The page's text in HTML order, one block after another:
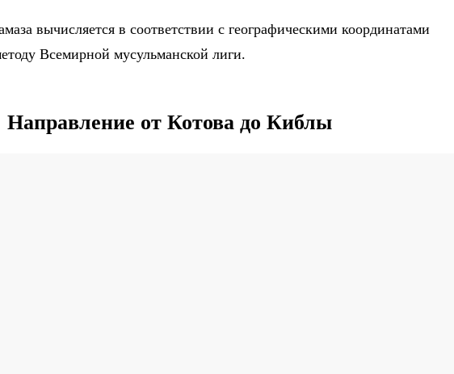
вычисляется в соответствии с географическими координатами
Всемирной мусульманской лиги.
Направление от Котова до Киблы